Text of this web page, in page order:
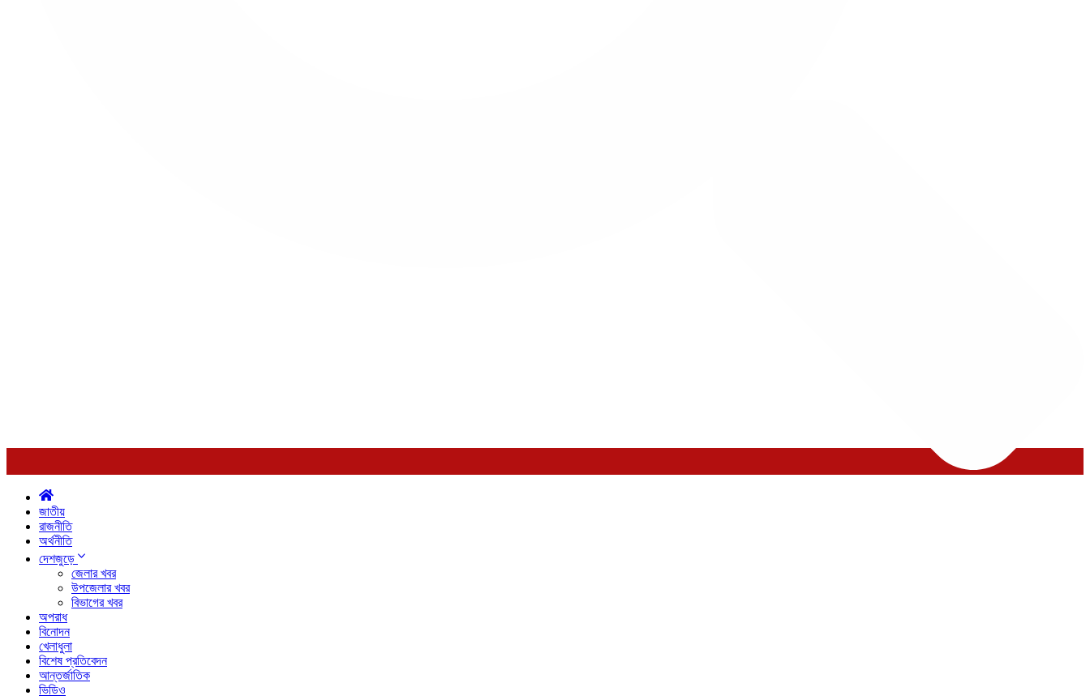
জাতীয়
রাজনীতি
অর্থনীতি
দেশজুড়ে
জেলার খবর
উপজেলার খবর
বিভাগের খবর
অপরাধ
বিনোদন
খেলাধুলা
বিশেষ প্রতিবেদন
আন্তর্জাতিক
ভিডিও